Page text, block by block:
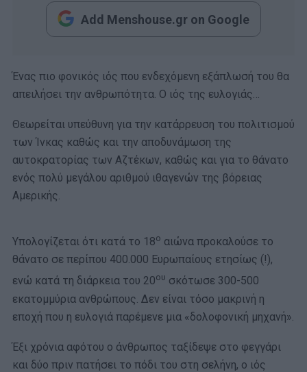
Add Menshouse.gr on Google
Ένας πιο φονικός ιός που ενδεχόμενη εξάπλωσή του θα
απειλήσει την ανθρωπότητα. Ο ιός της ευλογιάς…
Θεωρείται υπεύθυνη για την κατάρρευση του πολιτισμού
των Ίνκας καθώς και την αποδυνάμωση της
αυτοκρατορίας των Αζτέκων, καθώς και για το θάνατο
ενός πολύ μεγάλου αριθμού ιθαγενών της βόρειας
Αμερικής.
Υπολογίζεται ότι κατά το 18ο αιώνα προκαλούσε το
θάνατο σε περίπου 400.000 Ευρωπαίους ετησίως (!),
ενώ κατά τη διάρκεια του 20ου σκότωσε 300-500
εκατομμύρια ανθρώπους. Δεν είναι τόσο μακρινή η
εποχή που η ευλογιά παρέμενε μια «δολοφονική μηχανή».
Έξι χρόνια αφότου ο άνθρωπος ταξίδεψε στο φεγγάρι
και δύο πριν πατήσει το πόδι του στη σελήνη, ο ιός